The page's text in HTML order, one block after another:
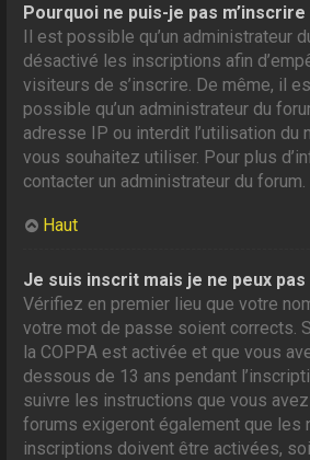
Pourquoi ne puis-je pas m’inscrire
Il est possible qu’un administrateur
désactivé les inscriptions afin
visiteurs de s’inscrire. De même, il
possible qu’un administrateur du
adresse IP ou interdit l’utilisation du
vous souhaitez utiliser. Pour plus
contacter un administrateur du forum.
Haut
Je suis inscrit mais je ne peux
Vérifiez en premier lieu que votre
votre mot de passe soient corrects.
la COPPA est activée et que vous
dessous de 13 ans pendant
suivre les instructions que vous
forums exigeront également que les
inscriptions doivent être activées,